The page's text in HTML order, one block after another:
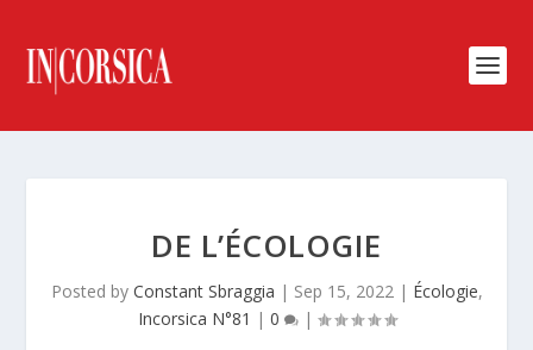
DE L’ÉCOLOGIE
Posted by Constant Sbraggia | Sep 15, 2022| Écologie,
Incorsica N°81 | 0 |